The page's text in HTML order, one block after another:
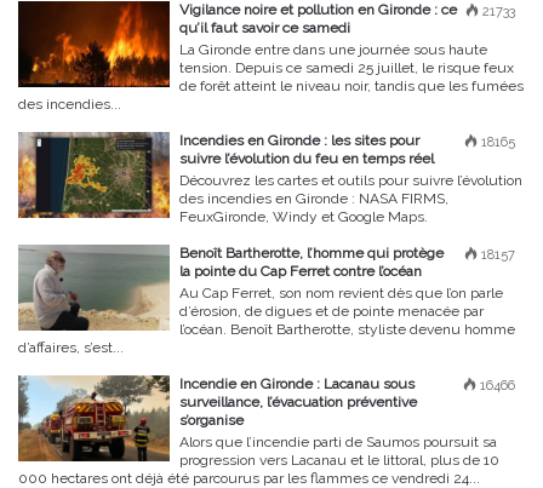
21733
Vigilance noire et pollution en Gironde : ce
qu’il faut savoir ce samedi
La Gironde entre dans une journée sous haute
tension. Depuis ce samedi 25 juillet, le risque feux
de forêt atteint le niveau noir, tandis que les fumées
des incendies...
18165
Incendies en Gironde : les sites pour
suivre l’évolution du feu en temps réel
Découvrez les cartes et outils pour suivre l’évolution
des incendies en Gironde : NASA FIRMS,
FeuxGironde, Windy et Google Maps.
18157
Benoît Bartherotte, l’homme qui protège
la pointe du Cap Ferret contre l’océan
Au Cap Ferret, son nom revient dès que l’on parle
d’érosion, de digues et de pointe menacée par
l’océan. Benoît Bartherotte, styliste devenu homme
d’affaires, s’est...
16466
Incendie en Gironde : Lacanau sous
surveillance, l’évacuation préventive
s’organise
Alors que l’incendie parti de Saumos poursuit sa
progression vers Lacanau et le littoral, plus de 10
000 hectares ont déjà été parcourus par les flammes ce vendredi 24...